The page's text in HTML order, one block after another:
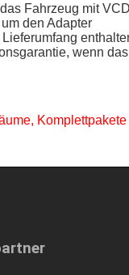
Fahrzeug mit
den Adapter
wenn